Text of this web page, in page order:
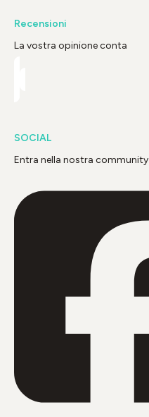
Recensioni
La vostra opinione conta
SOCIAL
Entra nella nostra community